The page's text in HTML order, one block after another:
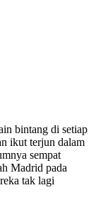
bintang di setiap
ikut terjun dalam
sempat
Madrid pada
tak lagi